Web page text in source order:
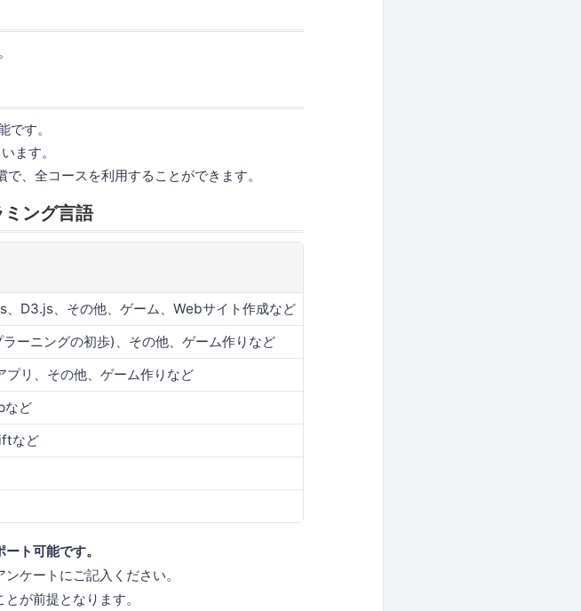
す。
ます。
、全コースを利用することができます。
ング言語
D3.js、その他、ゲーム、Webサイト作成など
ーニングの初歩)、その他、ゲーム作りなど
リ、その他、ゲーム作りなど
など
など
ト可能です。
ケートにご記入ください。
が前提となります。